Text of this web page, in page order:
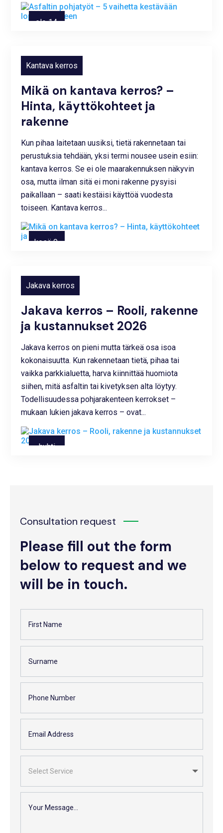
elo 14,
kesä 9,
Mikä on kantava kerros? –
Hinta, käyttökohteet ja
rakenne
Kantava kerros
Kun pihaa laitetaan uusiksi, tietä rakennetaan tai
perustuksia tehdään, yksi termi nousee usein esiin:
kantava kerros. Se ei ole maarakennuksen näkyvin
osa, mutta ilman sitä ei moni rakenne pysyisi
paikallaan – saati kestäisi käyttöä vuodesta
toiseen. Kantava kerros...
huhti
Jakava kerros – Rooli, rakenne
ja kustannukset 2026
Jakava kerros
Jakava kerros on pieni mutta tärkeä osa isoa
kokonaisuutta. Kun rakennetaan tietä, pihaa tai
vaikka parkkialuetta, harva kiinnittää huomiota
siihen, mitä asfaltin tai kivetyksen alta löytyy.
Todellisuudessa pohjarakenteen kerrokset –
mukaan lukien jakava kerros – ovat...
Consultation request
Please fill out the form
below to request and we
will be in touch.